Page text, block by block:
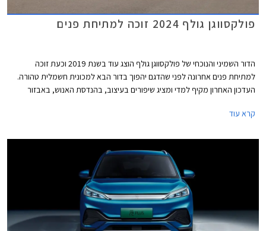
פולקסווגן גולף 2024 זוכה למתיחת פנים
הדור השמיני והנוכחי של פולקסווגן גולף הוצג עוד בשנת 2019 וכעת זוכה
למתיחת פנים אחרונה לפני שהדגם יהפוך בדור הבא למכונית חשמלית טהורה.
העדכון האחרון מקיף למדי ומציג שיפורים בעיצוב, בהנדסת האנוש, באבזור
מוותרת על תיבת ההילוכים הידנית עקב תקנות זיהום האוויר המחמירות בתקן
קרא עוד